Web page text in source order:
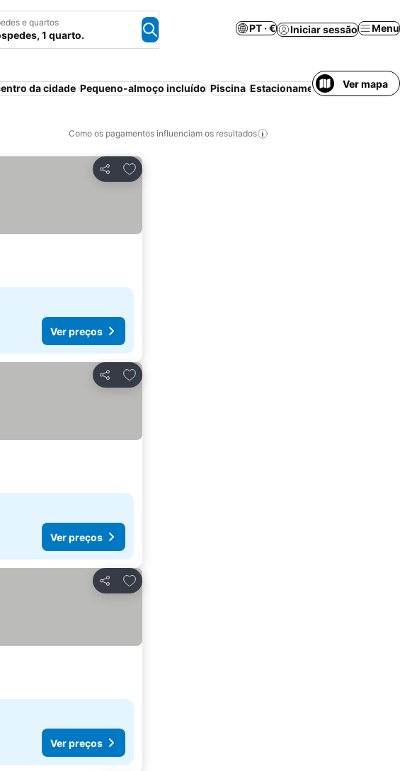
e quartos
1 quarto.
PT · € Iniciar sessão Menu
da cidade Pequeno-almoço incluído Piscina Estacionamento Praia
Ver mapa
Como os pagamentos influenciam os resultados
Partilhar
Adicionar aos favoritos
Ver preços
Partilhar
Adicionar aos favoritos
Ver preços
Partilhar
Adicionar aos favoritos
Ver preços